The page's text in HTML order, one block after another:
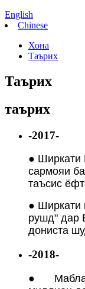
English
Chinese
Хона
Таърих
Таърих
таърих
-2017-
● Ширкати
сармояи
таъсис
● Ширкати
рушд" дар
дониста
-2018-
●